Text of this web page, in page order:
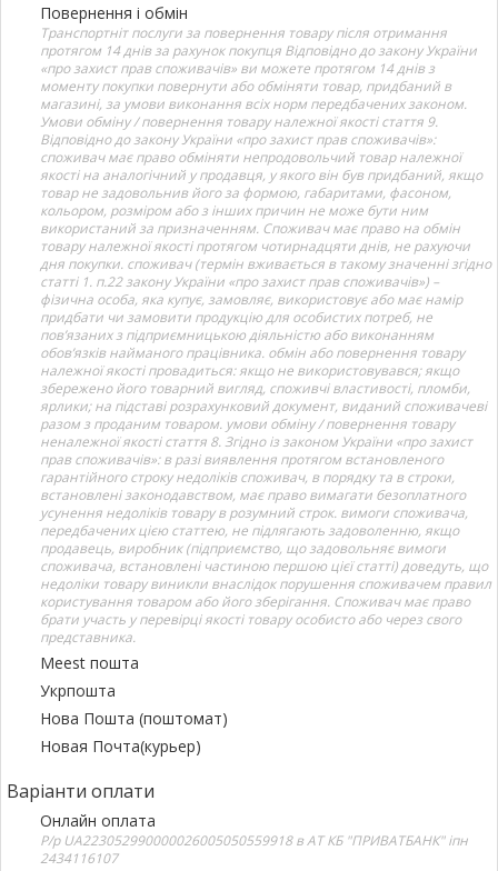
Повернення і обмін
Транспортніт послуги за повернення товару після отримання
протягом 14 днів за рахунок покупця Відповідно до закону України
«про захист прав споживачів» ви можете протягом 14 днів з
моменту покупки повернути або обміняти товар, придбаний в
магазині, за умови виконання всіх норм передбачених законом.
Умови обміну / повернення товару належної якості стаття 9.
Відповідно до закону України «про захист прав споживачів»:
споживач має право обміняти непродовольчий товар належної
якості на аналогічний у продавця, у якого він був придбаний, якщо
товар не задовольнив його за формою, габаритами, фасоном,
кольором, розміром або з інших причин не може бути ним
використаний за призначенням. Споживач має право на обмін
товару належної якості протягом чотирнадцяти днів, не рахуючи
дня покупки. споживач (термін вживається в такому значенні згідно
статті 1. п.22 закону України «про захист прав споживачів») –
фізична особа, яка купує, замовляє, використовує або має намір
придбати чи замовити продукцію для особистих потреб, не
пов’язаних з підприємницькою діяльністю або виконанням
обов’язків найманого працівника. обмін або повернення товару
належної якості провадиться: якщо не використовувався; якщо
збережено його товарний вигляд, споживчі властивості, пломби,
ярлики; на підставі розрахунковий документ, виданий споживачеві
разом з проданим товаром. умови обміну / повернення товару
неналежної якості стаття 8. Згідно із законом України «про захист
прав споживачів»: в разі виявлення протягом встановленого
гарантійного строку недоліків споживач, в порядку та в строки,
встановлені законодавством, має право вимагати безоплатного
усунення недоліків товару в розумний строк. вимоги споживача,
передбачених цією статтею, не підлягають задоволенню, якщо
продавець, виробник (підприємство, що задовольняє вимоги
споживача, встановлені частиною першою цієї статті) доведуть, що
недоліки товару виникли внаслідок порушення споживачем правил
користування товаром або його зберігання. Споживач має право
брати участь у перевірці якості товару особисто або через свого
представника.
Meest пошта
Укрпошта
Нова Пошта (поштомат)
Новая Почта(курьер)
Варіанти оплати
Онлайн оплата
Р/р UA223052990000026005050559918 в АТ КБ "ПРИВАТБАНК" іпн
2434116107